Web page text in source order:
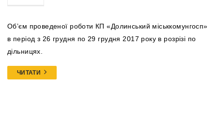
Об’єм проведеної роботи КП «Долинський міськкомунгосп»
в період з 26 грудня по 29 грудня 2017 року в розрізі по
дільницях.
ЧИТАТИ